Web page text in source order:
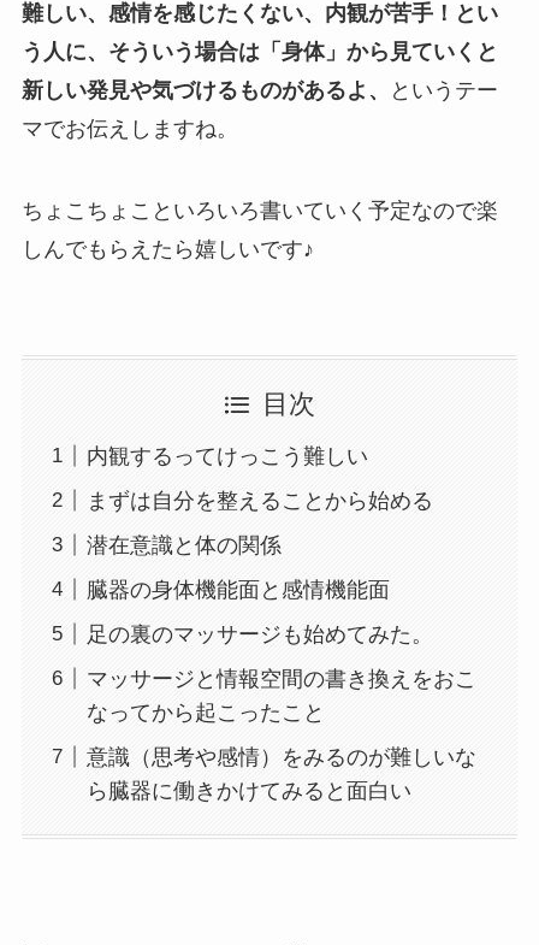
難しい、感情を感じたくない、内観が苦手！とい
う人に、そういう場合は「身体」から見ていくと
新しい発見や気づけるものがあるよ、
というテー
マでお伝えしますね。
ちょこちょこといろいろ書いていく予定なので楽
しんでもらえたら嬉しいです♪
目次
内観するってけっこう難しい
まずは自分を整えることから始める
潜在意識と体の関係
臓器の身体機能面と感情機能面
足の裏のマッサージも始めてみた。
マッサージと情報空間の書き換えをおこ
なってから起こったこと
意識（思考や感情）をみるのが難しいな
ら臓器に働きかけてみると面白い